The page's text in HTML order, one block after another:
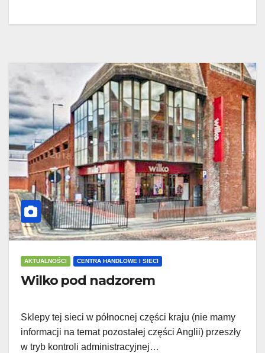
AKTUALNOŚCI CENTRA HANDLOWE I SIECI
Wilko pod nadzorem
Sklepy tej sieci w północnej części kraju (nie mamy
informacji na temat pozostałej części Anglii) przeszły
w tryb kontroli administracyjnej…